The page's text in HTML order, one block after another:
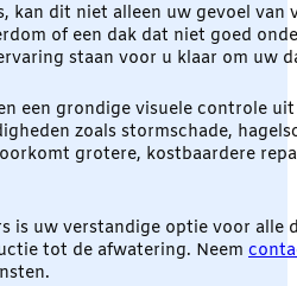
kan dit niet alleen uw gevoel
of een dak dat niet goed
staan voor u klaar om uw
een grondige visuele controle
zoals stormschade,
grotere, kostbaardere
is uw verstandige optie voor
tot de afwatering. Neem